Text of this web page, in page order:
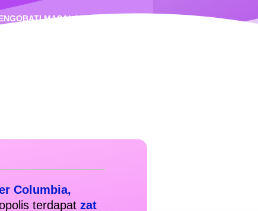
MASALAH GERD YANG
Columbia,
terdapat zat